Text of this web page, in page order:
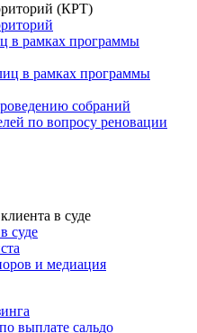
(КРТ)
в рамках программы
в рамках программы
собраний
по вопросу реновации
в суде
суде
и медиация
выплате сальдо